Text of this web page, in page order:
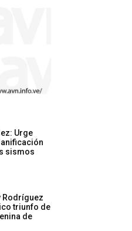
Urge
sismos
Rodríguez
triunfo de
de